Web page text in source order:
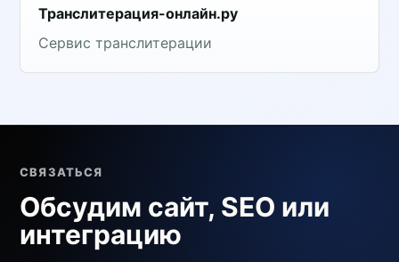
Транслитерация-онлайн.ру
Сервис транслитерации
СВЯЗАТЬСЯ
Обсудим сайт, SEO или
интеграцию